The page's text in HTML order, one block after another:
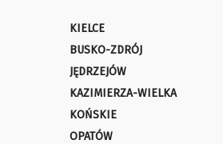
KIELCE
BUSKO-ZDRÓJ
JĘDRZEJÓW
KAZIMIERZA-WIELKA
KOŃSKIE
OPATÓW